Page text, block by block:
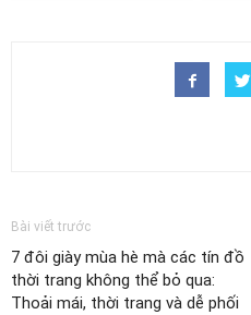
Bài viết trước
7 đôi giày mùa hè mà các tín đồ
thời trang không thể bỏ qua:
Thoải mái, thời trang và dễ phối